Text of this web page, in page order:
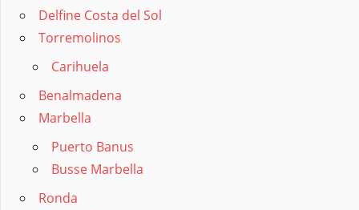
Delfine Costa del Sol
Torremolinos
Carihuela
Benalmadena
Marbella
Puerto Banus
Busse Marbella
Ronda